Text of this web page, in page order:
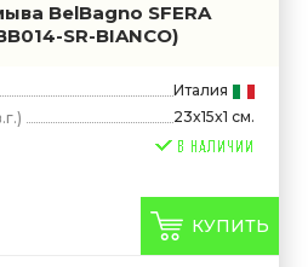
BelBagno SFERA
SR-BIANCO)
Италия
23x15x1 см.
КУПИТЬ